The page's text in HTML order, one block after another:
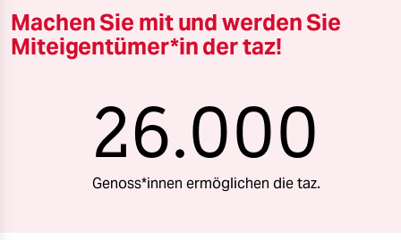
Machen Sie mit und werden Sie
Miteigentümer*in der taz!
26.000
Genoss*innen ermöglichen die taz.